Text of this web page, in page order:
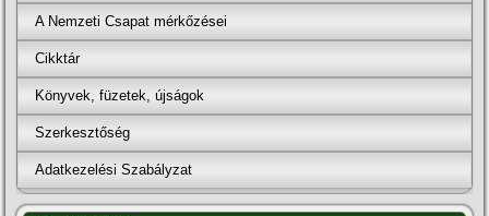
A Nemzeti Csapat mérkőzései
Cikktár
Könyvek, füzetek, újságok
Szerkesztőség
Adatkezelési Szabályzat